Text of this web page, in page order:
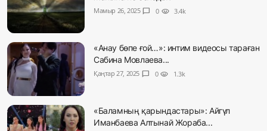
Мамыр 26, 2025 chat_bubble 0 visibility 3.4k
«Анау бөпе ғой…»: интим видеосы тараған
Сабина Мовлаева...
Қаңтар 27, 2025 chat_bubble 0 visibility 1.3k
«Баламның қарындастары»: Айгүл
Иманбаева Алтынай Жораба...